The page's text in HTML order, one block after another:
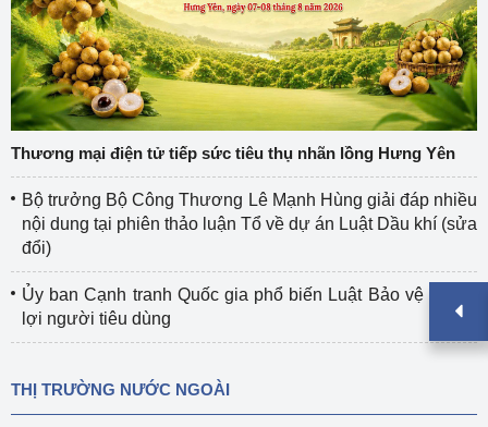
Thương mại điện tử tiếp sức tiêu thụ nhãn lồng Hưng Yên
Bộ trưởng Bộ Công Thương Lê Mạnh Hùng giải đáp nhiều
nội dung tại phiên thảo luận Tổ về dự án Luật Dầu khí (sửa
đổi)
Ủy ban Cạnh tranh Quốc gia phổ biến Luật Bảo vệ quyền
lợi người tiêu dùng
THỊ TRƯỜNG NƯỚC NGOÀI